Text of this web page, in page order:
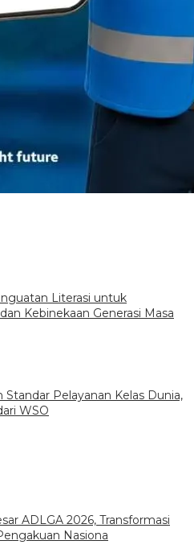
Literasi untuk
Kebinekaan Generasi Masa
Standar Pelayanan Kelas Dunia,
WSO
ADLGA 2026, Transformasi
Nasiona